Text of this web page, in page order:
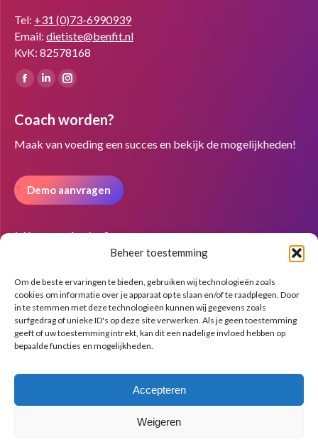
Beheer toestemming
Om de beste ervaringen te bieden, gebruiken wij technologieën zoals
cookies om informatie over je apparaat op te slaan en/of te raadplegen. Door
in te stemmen met deze technologieën kunnen wij gegevens zoals
surfgedrag of unieke ID's op deze site verwerken. Als je geen toestemming
geeft of uw toestemming intrekt, kan dit een nadelige invloed hebben op
bepaalde functies en mogelijkheden.
Accepteren
Weigeren
Tel: +31 (0)73-6990939
Email: dietiste@benfit.nl
KvK: 82578168
Vind ons op:
Facebook
opens
in
window
Linkedin
opens
in
window
Instagram
opens
in
window
Coach worden?
Maak van voeding een succes en bekijk de mogelijkheden!
Demo aanvragen
Nieuwsbrief
© Copyright BenFit |